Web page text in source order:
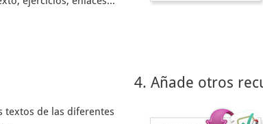
textos de las diferentes
4. Añade otros